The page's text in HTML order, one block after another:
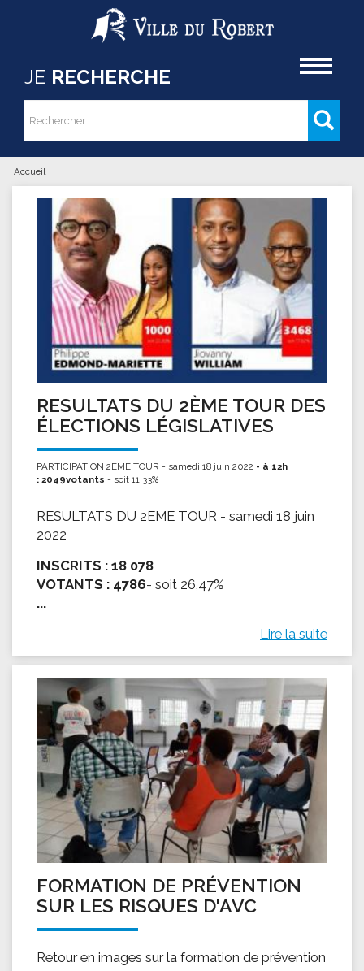
Aller au contenu principal
JE RECHERCHE
Formulaire de recherche
Rechercher
Vous êtes ici
Accueil
RESULTATS DU 2ÈME TOUR DES
ÉLECTIONS LÉGISLATIVES
PARTICIPATION 2EME TOUR - samedi 18 juin 2022 - à 12h
: 2049votants - soit 11,33%
RESULTATS DU 2EME TOUR - samedi 18 juin
2022
INSCRITS : 18 078
VOTANTS : 4786- soit 26,47%
...
Lire la suite
FORMATION DE PRÉVENTION
SUR LES RISQUES D'AVC
Retour en images sur la formation de prévention